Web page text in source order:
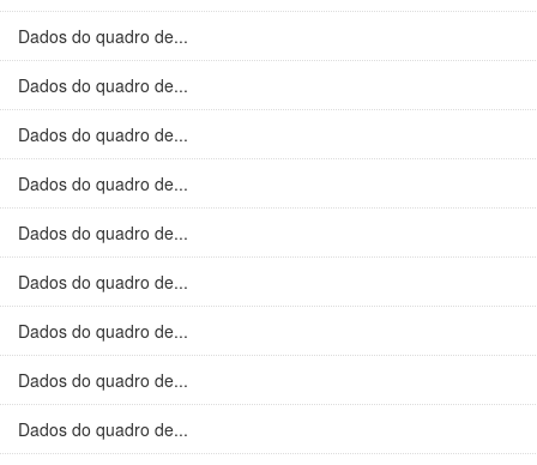
Dados do quadro de...
Dados do quadro de...
Dados do quadro de...
Dados do quadro de...
Dados do quadro de...
Dados do quadro de...
Dados do quadro de...
Dados do quadro de...
Dados do quadro de...